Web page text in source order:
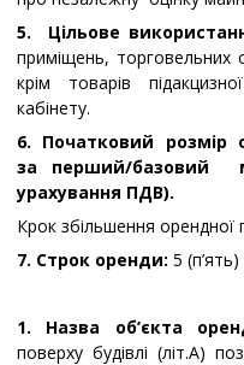
5. Цільове
приміщень, торговельних
крім товарів
кабінету.
6. Початковий розмір
за перший/базовий
урахування ПДВ).
Крок збільшення орендної
7. Строк оренди: 5 (п’ять)
1. Назва об’єкта
поверху будівлі (літ.А)